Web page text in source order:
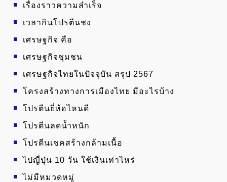
เรื่องราวความสำเร็จ
เวลากินโปรตีนชง
เศรษฐกิจ คือ
เศรษฐกิจชุมชน
เศรษฐกิจไทยในปัจจุบัน สรุป 2567
โครงสร้างทางการเมืองไทย มีอะไรบ้าง
โปรตีนยี่ห้อไหนดี
โปรตีนลดน้ำหนัก
โปรตีนเชคสร้างกล้ามเนื้อ
ไปญี่ปุ่น 10 วัน ใช้เงินเท่าไหร่
ไม่มีหมวดหมู่